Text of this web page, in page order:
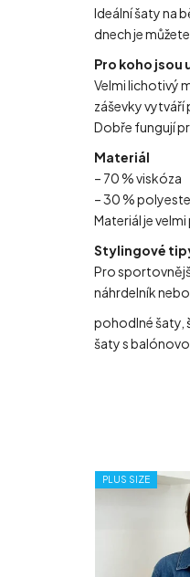
Ideální šaty na
dnech je
Pro koho jsou
Velmi lichotivý
záševky vytváří
Dobře fungují
Materiál
– 70 % viskóza
– 30 %
Materiál je
Stylingové
Pro
náhrdelník
pohodlné šaty,
šaty s
PLUS SIZE